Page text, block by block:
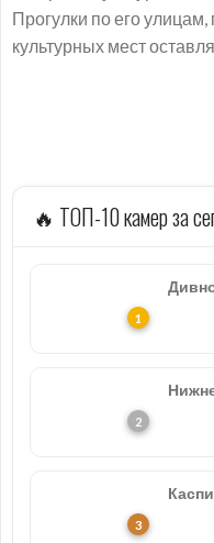
Прогулки по его
культурных мест
🔥 ТОП-10 камер за